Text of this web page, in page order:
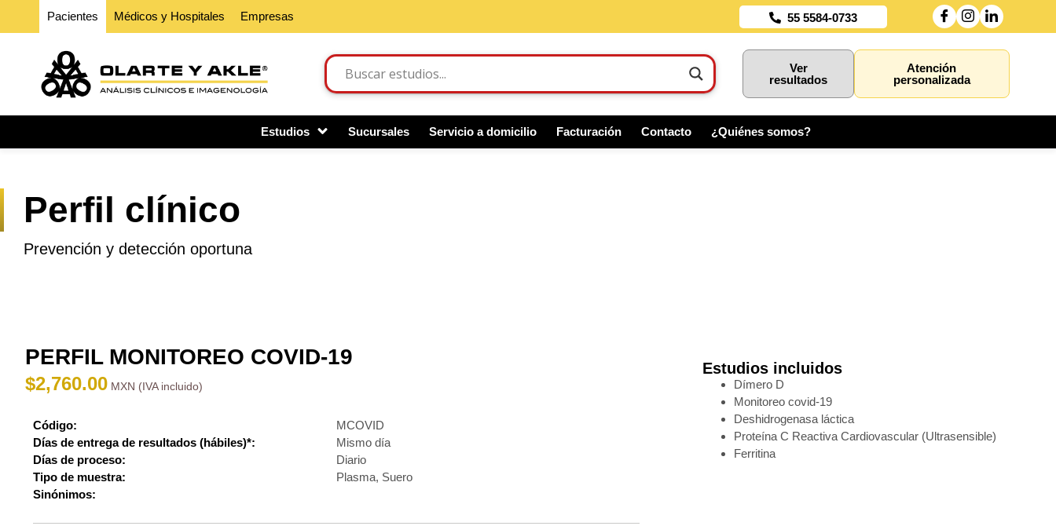
Pacientes Médicos y Hospitales Empresas 55 5584-0733
Ver
resultados
Atención
personalizada
Estudios Sucursales Servicio a domicilio Facturación Contacto ¿Quiénes somos?
Perfil clínico
Prevención y detección oportuna
PERFIL MONITOREO COVID-19
$2,760.00
Código:
MCOVID
Días de entrega de resultados (hábiles)*:
Mismo día
Días de proceso:
Diario
Tipo de muestra:
Plasma, Suero
Sinónimos:
Estudios incluidos
Dímero D
Monitoreo covid-19
Deshidrogenasa láctica
Proteína C Reactiva Cardiovascular (Ultrasensible)
Ferritina